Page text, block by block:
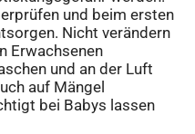
und beim ersten
Nicht verändern
Erwachsenen
und an der Luft
auf Mängel
bei Babys lassen